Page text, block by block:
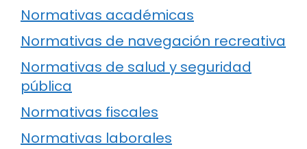
Normativas académicas
Normativas de navegación recreativa
Normativas de salud y seguridad
pública
Normativas fiscales
Normativas laborales